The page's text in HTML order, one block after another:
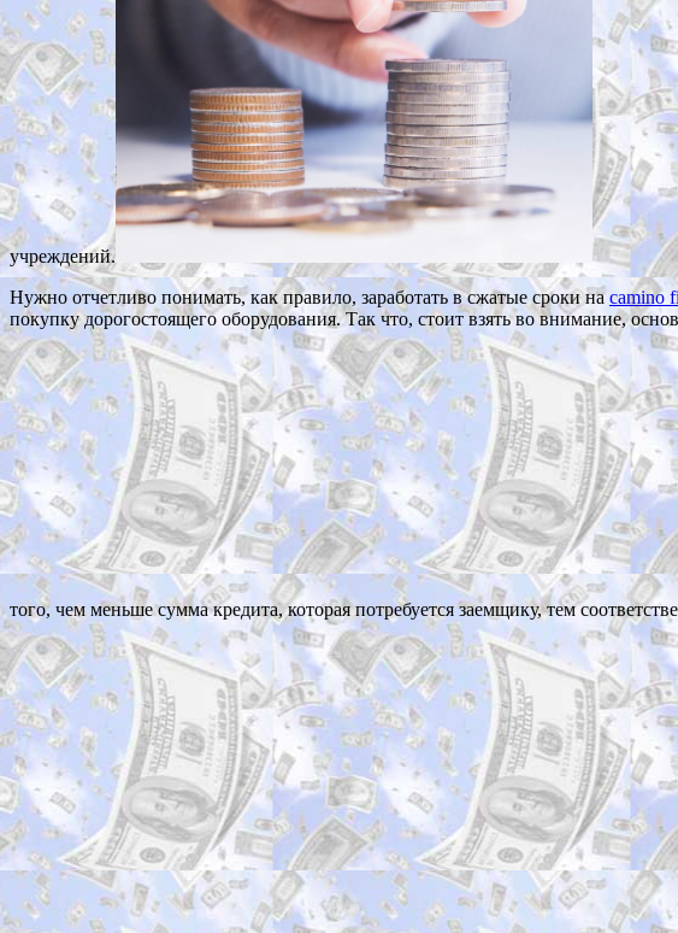
учреждений.
Нужно отчетливо понимать, как правило, заработать в сжатые сроки наcamino
покупку дорогостоящего оборудования. Так что, стоит взять во внимание,
того, чем меньше сумма кредита, которая потребуется заемщику, тем